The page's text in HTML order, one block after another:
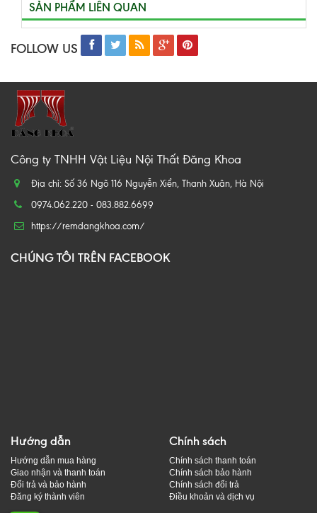
SẢN PHẨM LIÊN QUAN
FOLLOW US
Công ty TNHH Vật Liệu Nội Thất Đăng Khoa
Địa chỉ: Số 36 Ngõ 116 Nguyễn Xiển, Thanh Xuân, Hà Nội
0974.062.220 - 083.882.6699
https://remdangkhoa.com/
CHÚNG TÔI TRÊN FACEBOOK
Hướng dẫn
Hướng dẫn mua hàng
Giao nhận và thanh toán
Đổi trả và bảo hành
Đăng ký thành viên
Chính sách
Chính sách thanh toán
Chính sách bảo hành
Chính sách đổi trả
Điều khoản và dịch vụ